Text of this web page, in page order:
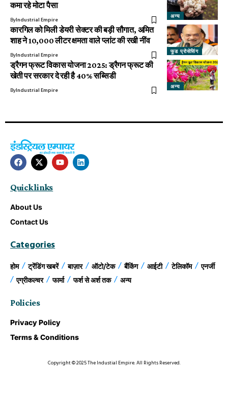
अन्य
कमा रहे मोटा पैसा
ByIndustrial Empire
फूड प्रोसेसिंग
कारगिल को मिली डेयरी सेक्टर की बड़ी सौगात, अमित
शाह ने 10,000 लीटर क्षमता वाले प्लांट की रखी नींव
ByIndustrial Empire
अन्य
ड्रैगन फ्रूट विकास योजना 2025: ड्रैगन फ्रूट की
खेती पर सरकार दे रही है 40% सब्सिडी
ByIndustrial Empire
Quick links
About Us
Contact Us
Categories
होम ट्रेंडिंग खबरें बाज़ार ऑटो/टेक बैंकिंग आईटी टेलिकॉम
एनर्जी
एग्रीकल्चर
फार्मा फर्श से अर्श तक अन्य
Policies
Privacy Policy
Terms & Conditions
Copyright © 2025 The Industial Empire. All Rights Reserved.